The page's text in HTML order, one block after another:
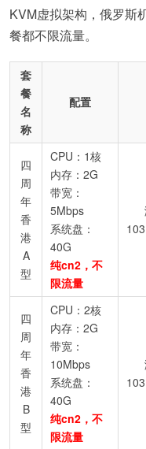
KVM虚拟架构，俄罗斯
餐都不限流量。
套
餐
名
称
配置
四
周
年
香
港
A
型
CPU：1核
内存：2G
带宽：
5Mbps
系统盘：
40G
纯cn2，不
限流量
四
周
年
香
港
B
型
CPU：2核
内存：2G
带宽：
10Mbps
系统盘：
40G
纯cn2，不
限流量